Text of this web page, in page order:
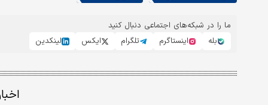
ما را در شبکه‌های اجتماعی دنبال کنید
بله
اینستاگرم تلگرام ایکس لینکدین